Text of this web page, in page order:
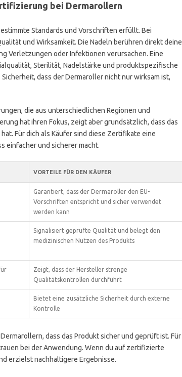
bei Dermarollern
Standards und Vorschriften erfüllt. Bei
und Wirksamkeit. Die Nadeln berühren direkt deine
Verletzungen oder Infektionen verursachen. Eine
Sterilität, Nadelstärke und produktspezifische
dass der Dermaroller nicht nur wirksam ist,
die aus unterschiedlichen Regionen und
hat ihren Fokus, zeigt aber grundsätzlich, dass das
Für dich als Käufer sind diese Zertifikate eine
einfacher und sicherer macht.
VORTEILE FÜR DEN KÄUFER
Garantiert, dass der Dermaroller den EU-
Vorschriften entspricht und sicher verwendet
werden kann
Signalisiert geprüfte Qualität und belegt den
medizinischen Nutzen des Produkts
Zeigt, dass der Hersteller strenge
Qualitätskontrollen durchführt
Bietet eine zusätzliche Sicherheit durch externe
Kontrolle
dass das Produkt sicher und geprüft ist. Für
bei der Anwendung. Wenn du auf zertifizierte
erzielst nachhaltigere Ergebnisse.